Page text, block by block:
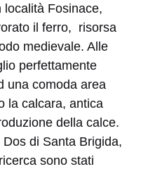
località Fosinace,
il ferro, risorsa
medievale. Alle
perfettamente
una comoda area
la calcara, antica
della calce.
Dos di Santa Brigida,
sono stati